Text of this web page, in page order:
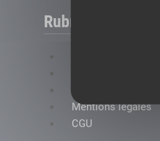
Rubriques
Mentions légales
CGU